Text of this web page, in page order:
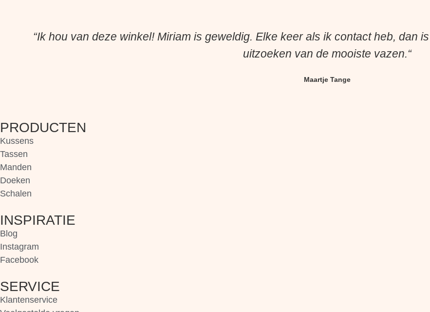
“Ik hou van deze winkel! Miriam is geweldig. Elke keer als ik contact heb, dan
uitzoeken van de mooiste vazen.“
Maartje Tange
PRODUCTEN
Kussens
Tassen
Manden
Doeken
Schalen
INSPIRATIE
Blog
Instagram
Facebook
SERVICE
Klantenservice